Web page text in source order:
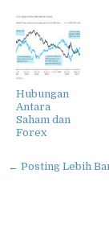
Hubungan
Antara
Saham dan
Forex
← Posting Lebih